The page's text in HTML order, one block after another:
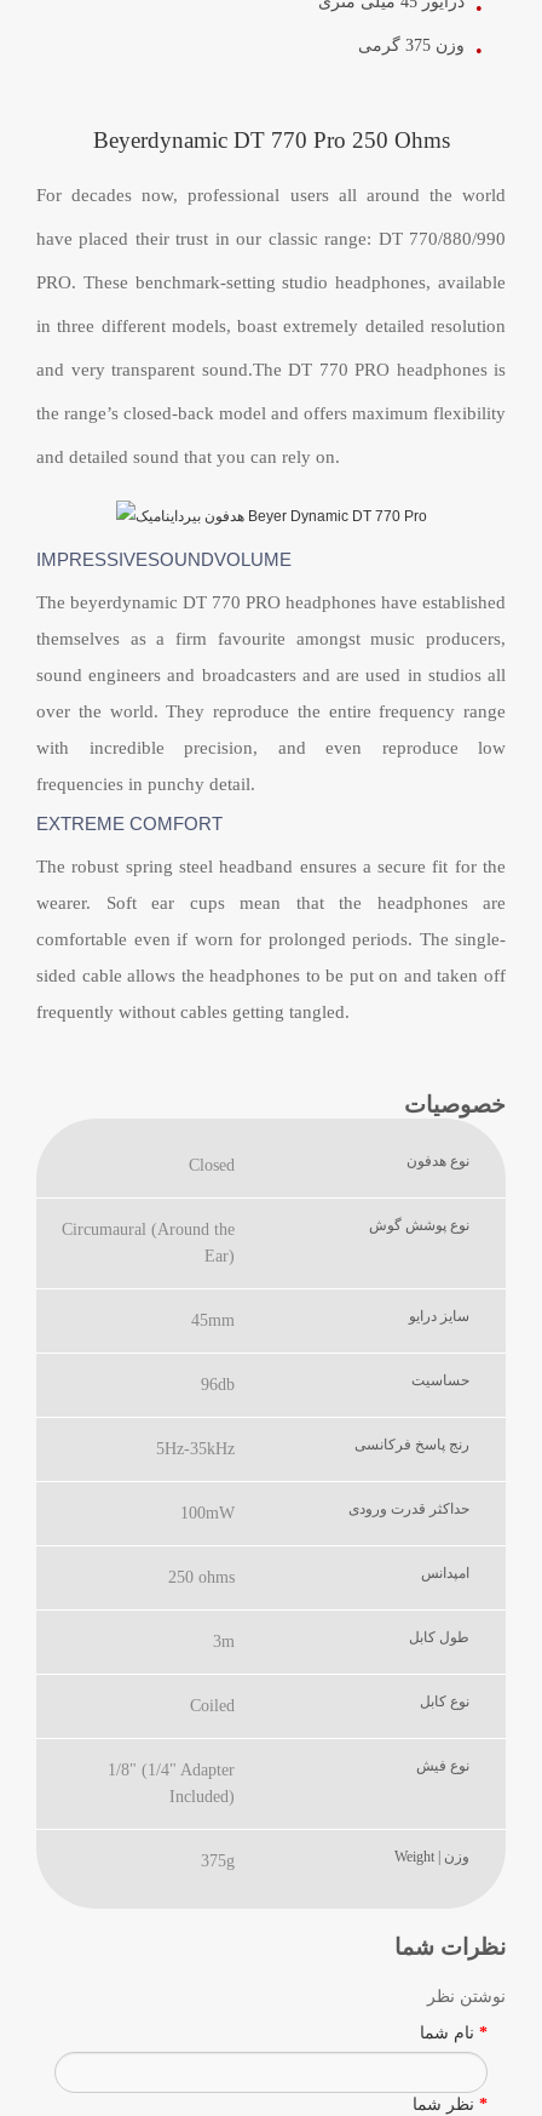
وزن 375 گرمی
Beyerdynamic DT 770 Pro 250 Ohms
For decades now, professional users all around the world
have placed their trust in our classic range: DT 770/880/990
PRO. These benchmark-setting studio headphones, available
in three different models, boast extremely detailed resolution
and very transparent sound.The DT 770 PRO headphones is
the range’s closed-back model and offers maximum flexibility
and detailed sound that you can rely on.
IMPRESSIVESOUNDVOLUME
The beyerdynamic DT 770 PRO headphones have established
themselves as a firm favourite amongst music producers,
sound engineers and broadcasters and are used in studios all
over the world. They reproduce the entire frequency range
with incredible precision, and even reproduce low
frequencies in punchy detail.
EXTREME COMFORT
The robust spring steel headband ensures a secure fit for the
wearer. Soft ear cups mean that the headphones are
comfortable even if worn for prolonged periods. The single-
sided cable allows the headphones to be put on and taken off
frequently without cables getting tangled.
خصوصیات
نوع هدفون Closed
نوع پوشش گوش
Circumaural (Around the
Ear)
سایز درایو 45mm
حساسیت 96db
رنج پاسخ فرکانسی 5Hz-35kHz
حداکثر قدرت ورودی 100mW
امپدانس 250 ohms
طول کابل 3m
نوع کابل Coiled
نوع فیش
1/8" (1/4" Adapter
Included)
وزن | Weight 375g
نظرات شما
نوشتن نظر
نام شما
نظر شما